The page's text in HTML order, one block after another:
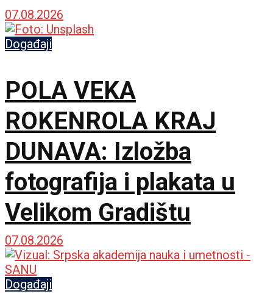
umetnosti
07.08.2026
Događaji
POLA VEKA
ROKENROLA KRAJ
DUNAVA: Izložba
fotografija i plakata u
Velikom Gradištu
07.08.2026
Događaji